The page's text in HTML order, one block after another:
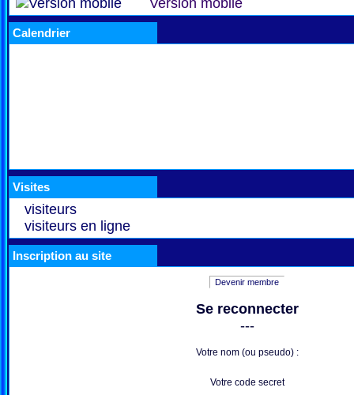
Version mobile
Calendrier
Visites
visiteurs
visiteurs en ligne
Inscription au site
Devenir membre
Se reconnecter
---
Votre nom (ou pseudo) :
Votre code secret